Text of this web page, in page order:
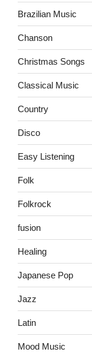
Brazilian Music
Chanson
Christmas Songs
Classical Music
Country
Disco
Easy Listening
Folk
Folkrock
fusion
Healing
Japanese Pop
Jazz
Latin
Mood Music